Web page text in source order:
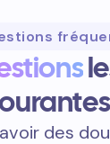
des